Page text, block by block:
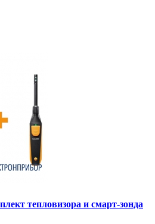
тепловизора и смарт-зонда